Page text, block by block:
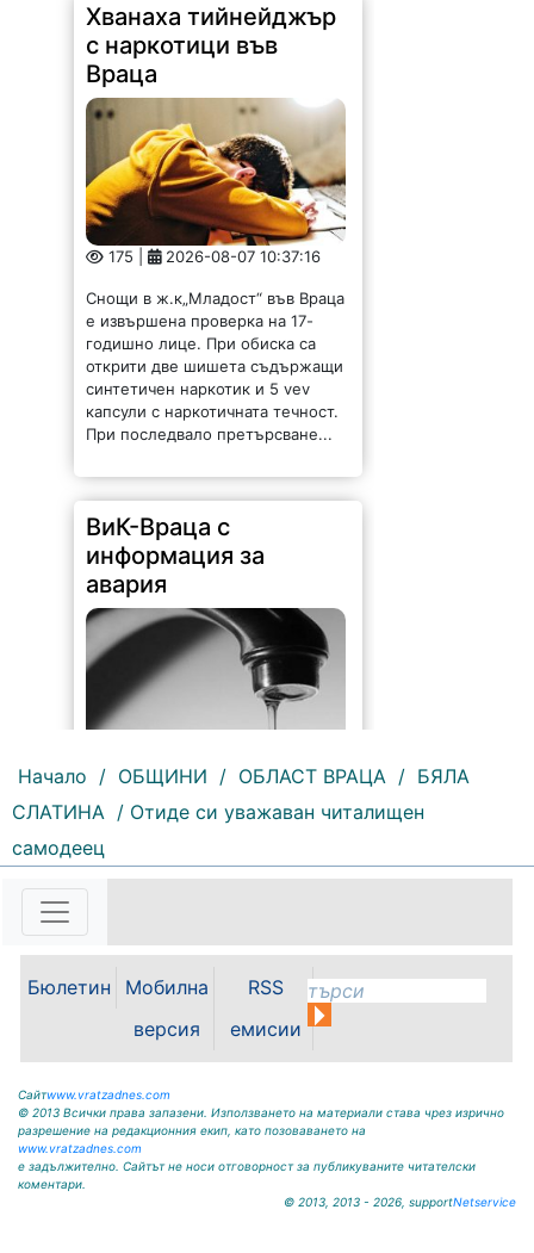
Хванаха тийнейджър
с наркотици във
Враца
175 | 2026-08-07 10:37:16
Снощи в ж.к„Младост“ във Враца
е извършена проверка на 17-
годишно лице. При обиска са
открити две шишета съдържащи
синтетичен наркотик и 5 vev
капсули с наркотичната течност.
При последвало претърсване...
ВиК-Враца с
информация за
авария
197 | 2026-08-07 10:31:48
"Водоснабдяване и канализация“
ООД – Враца уведомява своите
възникнала аварийна ситуация е
спряно водоподаването в
ул."Никола Вапцаров" днес
07.08.2026г. до отстраняване на
аварията. Тел.: 092 66 11 19 Тел.:
0889 316...
Начало / ОБЩИНИ / ОБЛАСТ ВРАЦА / БЯЛА
СЛАТИНА / Отиде си уважаван читалищен
самодеец
Бюлетин
Мобилна
версия
RSS
емисии
Сайтwww.vratzadnes.com
© 2013 Всички права запазени. Използването на материали става чрез изрично
разрешение на редакционния екип, като позоваването на
www.vratzadnes.com
е задължително. Сайтът не носи отговорност за публикуваните читателски
коментари.
© 2013, 2013 - 2026, supportNetservice